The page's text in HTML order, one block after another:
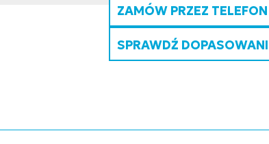
ZAMÓW PRZEZ TELEFON
SPRAWDŹ